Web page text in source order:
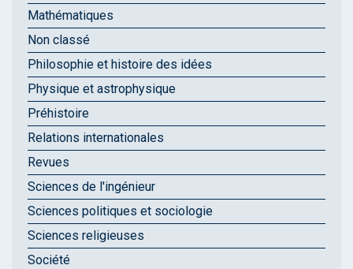
Mathématiques
Non classé
Philosophie et histoire des idées
Physique et astrophysique
Préhistoire
Relations internationales
Revues
Sciences de l'ingénieur
Sciences politiques et sociologie
Sciences religieuses
Société